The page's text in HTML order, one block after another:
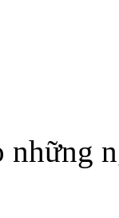
những